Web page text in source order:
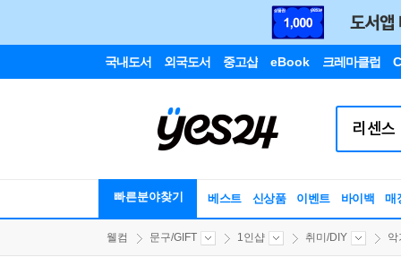
국내도서 외국도서 중고샵 eBook 크레마클럽
빠른분야찾기 베스트 신상품 이벤트 바이백 매
웰컴 문구/GIFT 1인샵 취미/DIY 악